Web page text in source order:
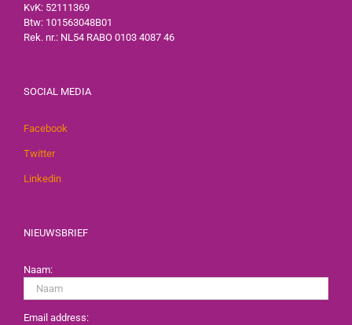
KvK: 52111369
Btw: 101563048B01
Rek. nr.: NL54 RABO 0103 4087 46
SOCIAL MEDIA
Facebook
Twitter
Linkedin
NIEUWSBRIEF
Naam:
Email address: